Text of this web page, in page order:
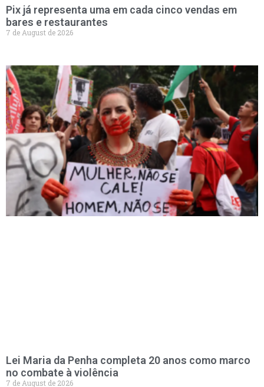
Pix já representa uma em cada cinco vendas em
bares e restaurantes
7 de August de 2026
Lei Maria da Penha completa 20 anos como marco
no combate à violência
7 de August de 2026